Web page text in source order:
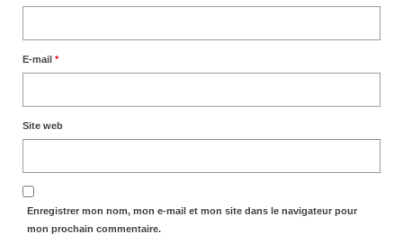
E-mail *
Site web
Enregistrer mon nom, mon e-mail et mon site dans le navigateur pour
mon prochain commentaire.